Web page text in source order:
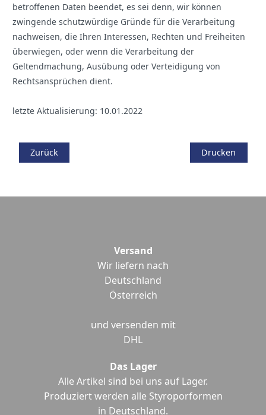
betroffenen Daten beendet, es sei denn, wir können
zwingende schutzwürdige Gründe für die Verarbeitung
nachweisen, die Ihren Interessen, Rechten und Freiheiten
überwiegen, oder wenn die Verarbeitung der
Geltendmachung, Ausübung oder Verteidigung von
Rechtsansprüchen dient.
letzte Aktualisierung: 10.01.2022
Zurück Drucken
Versand
Wir liefern nach
Deutschland
Österreich
und versenden mit
DHL
Das Lager
Alle Artikel sind bei uns auf Lager.
Produziert werden alle Styroporformen
in Deutschland.